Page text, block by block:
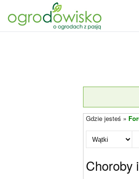
Gdzie jesteś »
Choroby